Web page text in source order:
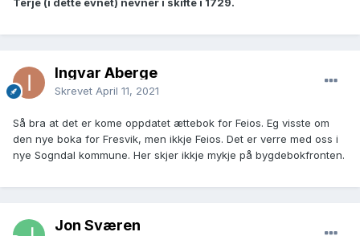
Ingvar Åberge
Skrevet April 11, 2021
Så bra at det er kome oppdatet ættebok for Feios. Eg visste om
den nye boka for Fresvik, men ikkje Feios. Det er verre med oss i
nye Sogndal kommune. Her skjer ikkje mykje på bygdebokfronten.
Jon Sværen